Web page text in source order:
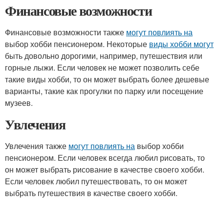
Финансовые возможности
Финансовые возможности также могут повлиять на
выбор хобби пенсионером. Некоторые виды хобби могут
быть довольно дорогими, например, путешествия или
горные лыжи. Если человек не может позволить себе
такие виды хобби, то он может выбрать более дешевые
варианты, такие как прогулки по парку или посещение
музеев.
Увлечения
Увлечения также могут повлиять на выбор хобби
пенсионером. Если человек всегда любил рисовать, то
он может выбрать рисование в качестве своего хобби.
Если человек любил путешествовать, то он может
выбрать путешествия в качестве своего хобби.